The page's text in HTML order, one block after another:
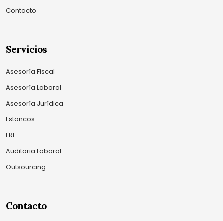
Contacto
Servicios
Asesoría Fiscal
Asesoría Laboral
Asesoría Jurídica
Estancos
ERE
Auditoria Laboral
Outsourcing
Contacto